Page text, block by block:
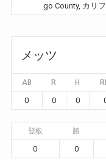
go County, カリ
メッツ
AB R H
0 0 0
登板 勝
0 0